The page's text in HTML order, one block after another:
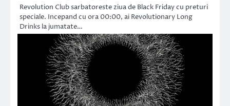
Revolution Club sarbatoreste ziua de Black Friday cu preturi
speciale. Incepand cu ora 00:00, ai Revolutionary Long
Drinks la jumatate…